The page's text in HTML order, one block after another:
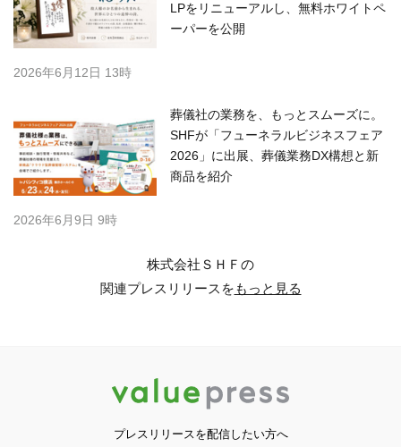
LPをリニューアルし、無料ホワイトペ
ーパーを公開
2026年6月12日 13時
葬儀社の業務を、もっとスムーズに。
SHFが「フューネラルビジネスフェア
2026」に出展、葬儀業務DX構想と新
商品を紹介
2026年6月9日 9時
株式会社ＳＨＦの
関連プレスリリースをもっと見る
プレスリリースを配信したい方へ